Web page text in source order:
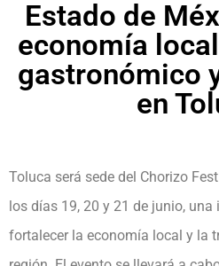
Estado de
economía
gastronómico
en
Toluca será sede del Chorizo
los días 19, 20 y 21 de junio,
fortalecer la economía local y la